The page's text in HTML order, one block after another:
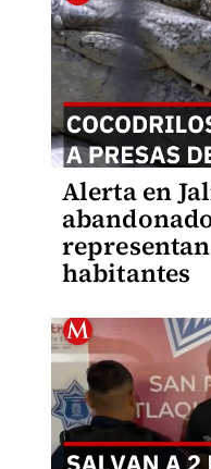
Alerta en
habitantes